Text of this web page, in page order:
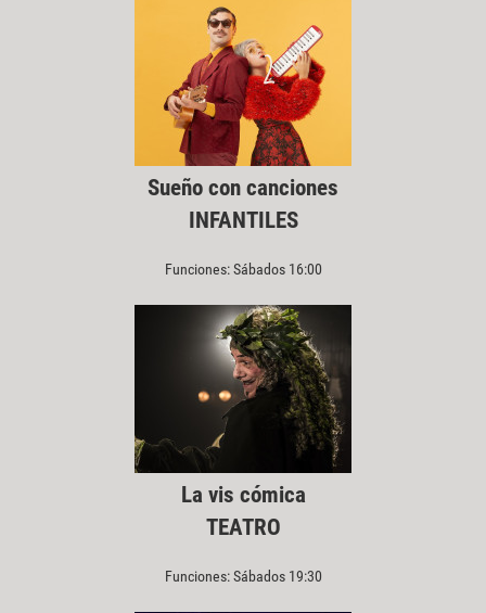
Sueño con canciones
INFANTILES
Funciones: Sábados 16:00
La vis cómica
TEATRO
Funciones: Sábados 19:30